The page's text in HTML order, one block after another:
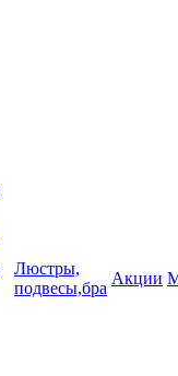
Люстры,
подвесы,бра
Акции